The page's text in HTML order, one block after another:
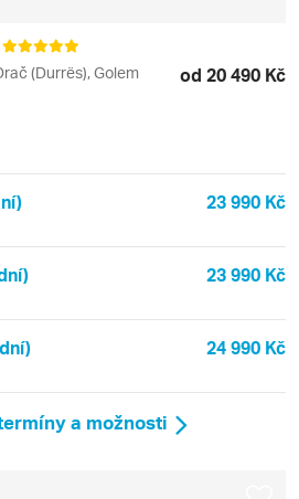
(Durrës), Golem od 20 490 Kč
23 990 Kč
23 990 Kč
24 990 Kč
a možnosti